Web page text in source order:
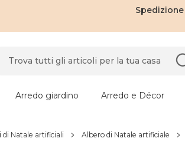
Spedizione
Arredo giardino Arredo e Décor
di Natale artificiali Albero di Natale artificiale